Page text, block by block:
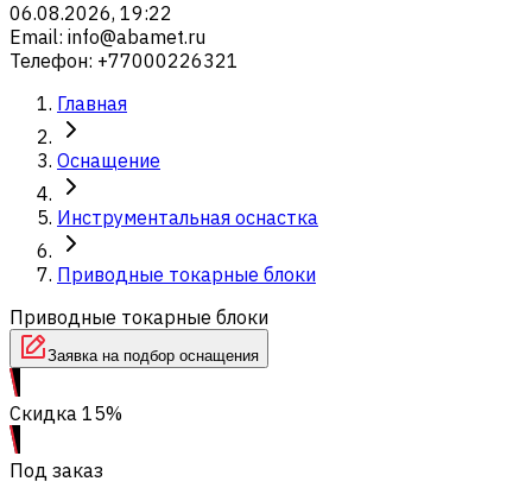
06.08.2026, 19:22
Email: info@abamet.ru
Телефон: +77000226321
Главная
Оснащение
Инструментальная оснастка
Приводные токарные блоки
Приводные токарные блоки
Заявка на подбор оснащения
Скидка 15%
Под заказ